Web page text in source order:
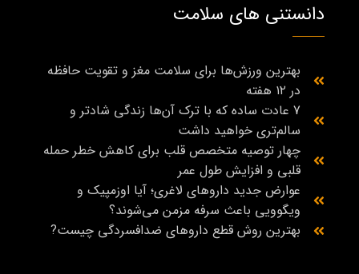
دانستنی های سلامت
بهترین ورزش‌ها برای سلامت مغز و تقویت حافظه
در ۱۲ هفته
7 عادت ساده که با ترک آن‌ها زندگی شادتر و
سالم‌تری خواهید داشت
چهار توصیه متخصص قلب برای کاهش خطر حمله
قلبی و افزایش طول عمر
عوارض جدید داروهای لاغری؛ آیا اوزمپیک و
ویگوویی باعث سرفه مزمن می‌شوند؟
بهترین روش قطع داروهای ضدافسردگی چیست?